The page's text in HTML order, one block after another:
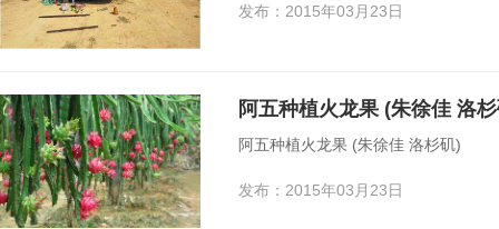
发布：2015年03月23日
阿五种植火龙果 (朱徐佳 洛
阿五种植火龙果 (朱徐佳 洛杉矶)
发布：2015年03月23日